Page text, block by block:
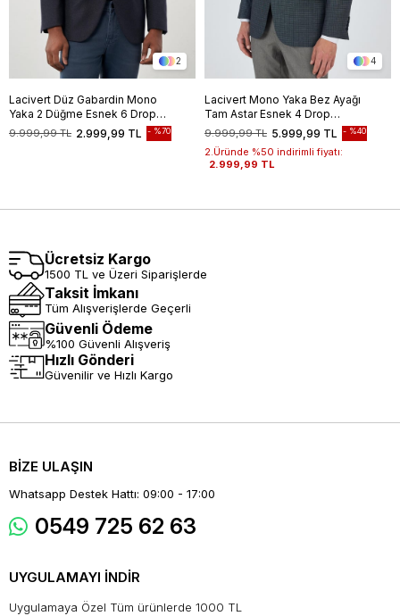
2
Lacivert Düz Gabardin Mono
Yaka 2 Düğme Esnek 6 Drop
Comfort Fit Casual Ceket
1002245165
2.999,99 TL
9.999,99 TL %70
4
Lacivert Mono Yaka Bez Ayağı
Tam Astar Esnek 4 Drop
Comfort Fit Classic Ceket
1002250157
5.999,99 TL
9.999,99 TL %40
2.Üründe %50 indirimli fiyatı:
2.999,99 TL
Ücretsiz Kargo
1500 TL ve Üzeri Siparişlerde
Taksit İmkanı
Tüm Alışverişlerde Geçerli
Güvenli Ödeme
%100 Güvenli Alışveriş
Hızlı Gönderi
Güvenilir ve Hızlı Kargo
BİZE ULAŞIN
Whatsapp Destek Hattı: 09:00 - 17:00
0549 725 62 63
UYGULAMAYI İNDİR
Uygulamaya Özel Tüm ürünlerde 1000 TL